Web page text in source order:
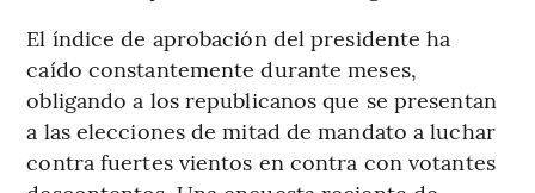
El índice de aprobación del presidente ha
caído constantemente durante meses,
obligando a los republicanos que se presentan
a las elecciones de mitad de mandato a luchar
contra fuertes vientos en contra con votantes